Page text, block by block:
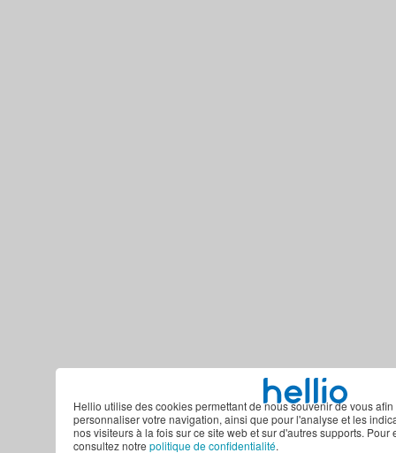
Hellio utilise des cookies permettant de nous souvenir de vous
personnaliser votre navigation, ainsi que pour l'analyse et les
nos visiteurs à la fois sur ce site web et sur d'autres supports. Pour
consultez notre politique de confidentialité.